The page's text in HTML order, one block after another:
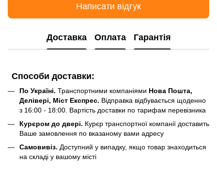
Написати відгук
Доставка Оплата Гарантія
Способи доставки:
По Україні. Транспортними компаніями Нова Пошта,
Делівері, Міст Експрес. Відправка відбувається щоденно
з 16:00 - 18:00. Вартість доставки по тарифам перевізника
Курєром до двері. Курєр транспортної компанії доставить
Ваше замовлення по вказаному вами адресу
Самовивіз. Доступний у випадку, якщо товар знаходиться
на складі у вашому місті